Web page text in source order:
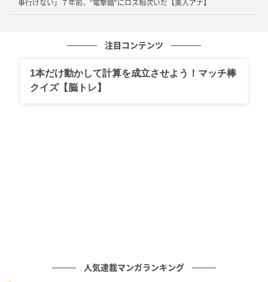
本作は、初回の見逃し配信で大きな記録を打ち立てま
し、当時のテレビ朝日の歴代全番組で最速
となりました。さらに1月25日までには353万6909再
生まで伸び、初回見逃し配信の再生数でも
事行けない」７年前、“電撃婚”にロス相次いだ【美人アナ】
注目コンテンツ
1本だけ動かして計算を成立させよう！マッチ棒
クイズ【脳トレ】
人気連載マンガランキング